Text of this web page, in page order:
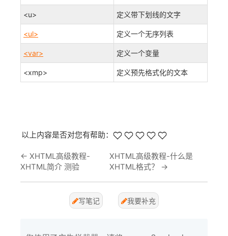
<u> 定义带下划线的文字
<ul> 定义一个无序列表
<var> 定义一个变量
<xmp> 定义预先格式化的文本
以上内容是否对您有帮助：
← XHTML高级教程-
XHTML简介 测验
XHTML高级教程-什么是
XHTML格式？
→
写笔记 我要补充